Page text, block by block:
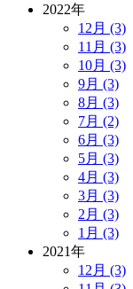
2022年
12月 (3)
11月 (3)
10月 (3)
9月 (3)
8月 (3)
7月 (2)
6月 (3)
5月 (3)
4月 (3)
3月 (3)
2月 (3)
1月 (3)
2021年
12月 (3)